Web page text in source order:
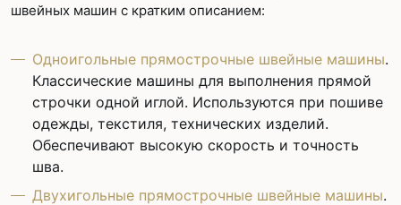
швейных машин с кратким описанием:
Одноигольные прямострочные швейные машины.
Классические машины для выполнения прямой
строчки одной иглой. Используются при пошиве
одежды, текстиля, технических изделий.
Обеспечивают высокую скорость и точность
шва.
Двухигольные прямострочные швейные машины.